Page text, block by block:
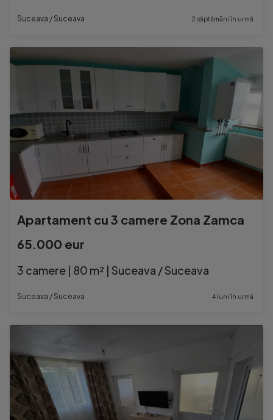
Suceava / Suceava 2 săptămâni în urmă
Apartament cu 3 camere Zona Zamca
65.000 eur
3 camere | 80 m² | Suceava / Suceava
Suceava / Suceava 4 luni în urmă